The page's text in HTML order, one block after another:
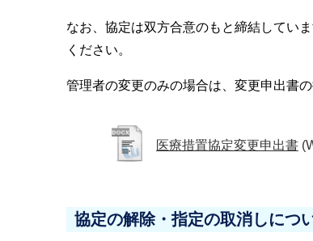
なお、協定は双方合意のもと締結してい
ください。
管理者の変更のみの場合は、変更申出書
医療措置協定変更申出書
協定の解除・指定の取消しにつ